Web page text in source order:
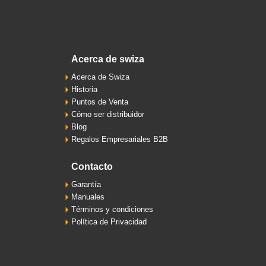
acerca de swiza
Acerca de Swiza
Historia
Puntos de Venta
Cómo ser distribuidor
Blog
Regalos Empresariales B2B
contacto
Garantía
Manuales
Términos y condiciones
Política de Privacidad